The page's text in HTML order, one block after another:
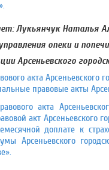
Лукьянчук Наталья
опеки и
Арсеньевского
акта Арсеньевского
правовые акты
акта
акт Арсеньевского
доплате к
Арсеньевского